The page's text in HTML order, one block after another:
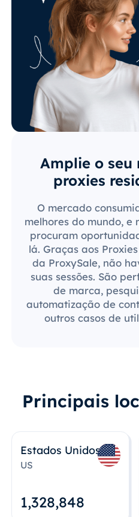
Amplie o seu
proxies
O mercado
melhores do mundo, e
procuram
lá. Graças aos
da ProxySale, não
suas sessões. São
de marca,
automatização de
outros casos de
Principais
Estados Unidos
US
1,328,848